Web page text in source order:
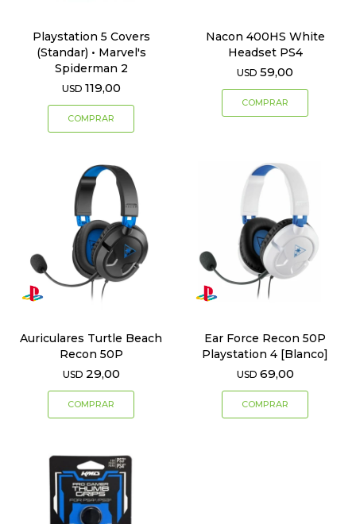
Playstation 5 Covers
(Standar) • Marvel's
Spiderman 2
USD 119,00
Nacon 400HS White
Headset PS4
USD 59,00
Auriculares Turtle Beach
Recon 50P
USD 29,00
Ear Force Recon 50P
Playstation 4 [Blanco]
USD 69,00